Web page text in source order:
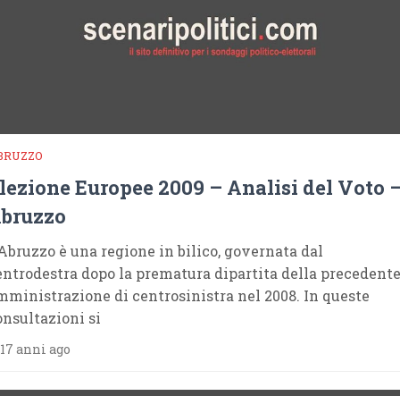
Europee 2009 – Analisi del Voto
è una regione in bilico, governata dal
dopo la prematura dipartita della precedente
di centrosinistra nel 2008. In queste
si
anni ago